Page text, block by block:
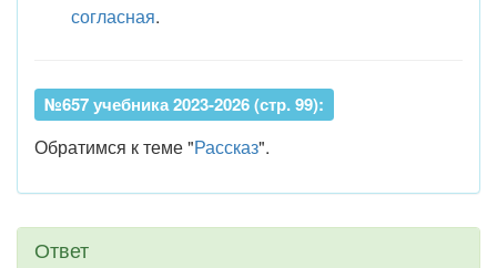
согласная.
№657 учебника 2023-2026 (стр. 99):
Обратимся к теме "Рассказ".
Ответ